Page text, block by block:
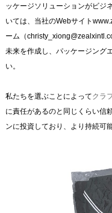
ッケージソリューションがビジ
いては、当社のWebサイト
ーム（
未来を作成し、パッケージング
い。
私たちを選ぶことによってクラ
に責任があるのと同じくらい信
ンに投資しており、より持続可